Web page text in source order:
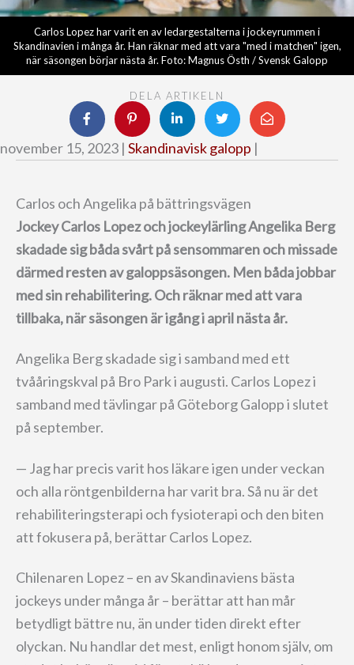
Carlos Lopez har varit en av ledargestalterna i jockeyrummen i
Skandinavien i många år. Han räknar med att vara "med i matchen" igen,
när säsongen börjar nästa år. Foto: Magnus Östh / Svensk Galopp
DELA ARTIKELN
november 15, 2023 | Skandinavisk galopp |
Carlos och Angelika på bättringsvägen
Jockey Carlos Lopez och jockeylärling Angelika Berg
skadade sig båda svårt på sensommaren och missade
därmed resten av galoppsäsongen. Men båda jobbar
med sin rehabilitering. Och räknar med att vara
tillbaka, när säsongen är igång i april nästa år.
Angelika Berg skadade sig i samband med ett
tvååringskval på Bro Park i augusti. Carlos Lopez i
samband med tävlingar på Göteborg Galopp i slutet
på september.
— Jag har precis varit hos läkare igen under veckan
och alla röntgenbilderna har varit bra. Så nu är det
rehabiliteringsterapi och fysioterapi och den biten
att fokusera på, berättar Carlos Lopez.
Chilenaren Lopez – en av Skandinaviens bästa
jockeys under många år – berättar att han mår
betydligt bättre nu, än under tiden direkt efter
olyckan. Nu handlar det mest, enligt honom själv, om